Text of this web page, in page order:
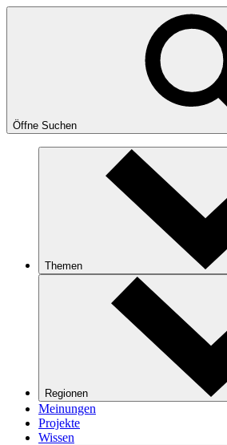
Öffne Suchen
Themen
Regionen
Meinungen
Projekte
Wissen